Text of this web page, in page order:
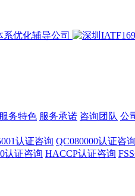
服务特色 服务承诺 咨询团队 公
认证咨询 QC080000认证咨询
认证咨询 HACCP认证咨询